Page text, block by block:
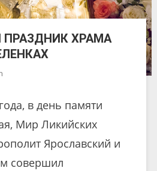
ХРАМА
в день памяти
Мир Ликийских
Ярославский и
совершил